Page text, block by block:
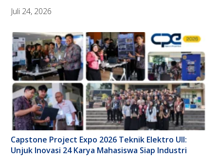
Juli 24, 2026
Capstone Project Expo 2026 Teknik Elektro UII:
Unjuk Inovasi 24 Karya Mahasiswa Siap Industri